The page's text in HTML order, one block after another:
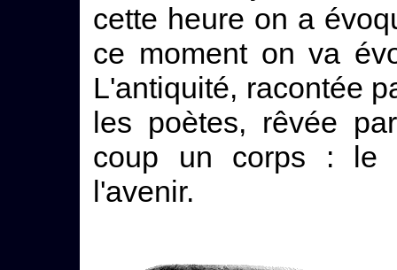
cette heure on a
ce moment on va
L'antiquité, racontée
les poètes, rêvée
coup un corps : le
l'avenir.